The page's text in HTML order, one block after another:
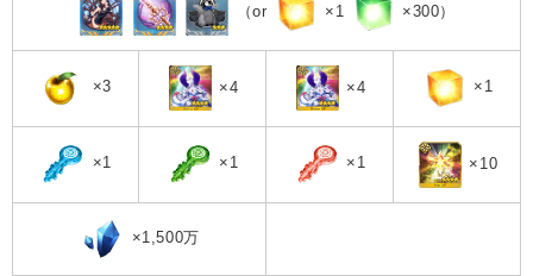
（or ×1 ×300）
×3 ×4 ×4 ×1
×1 ×1 ×1 ×10
×1,500万